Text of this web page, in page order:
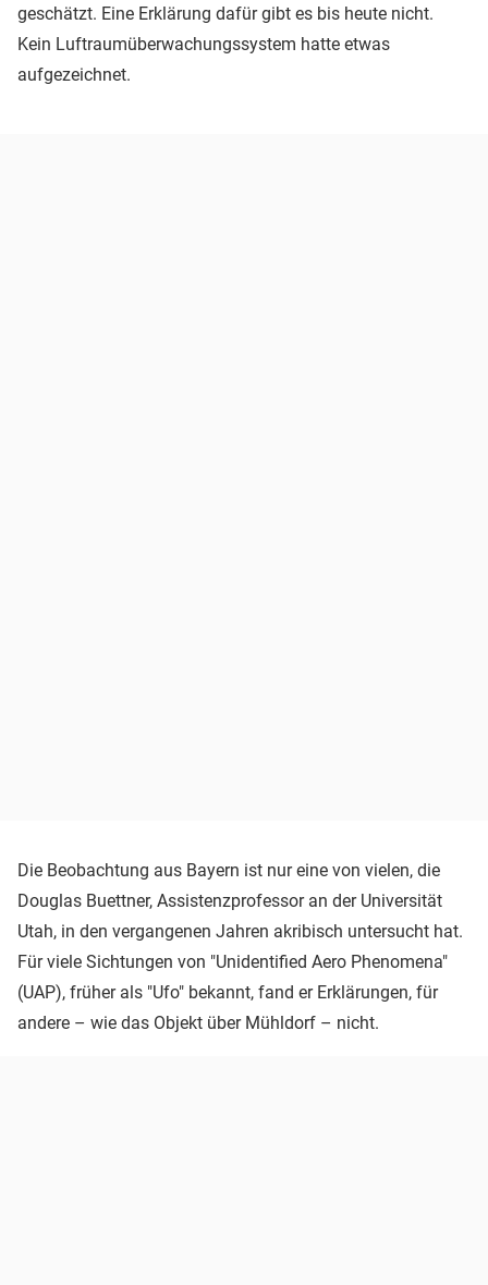
geschätzt. Eine Erklärung dafür gibt es bis heute nicht.
Kein Luftraumüberwachungssystem hatte etwas
aufgezeichnet.
Die Beobachtung aus Bayern ist nur eine von vielen, die
Douglas Buettner, Assistenzprofessor an der Universität
Utah, in den vergangenen Jahren akribisch untersucht hat.
Für viele Sichtungen von "Unidentified Aero Phenomena"
(UAP), früher als "Ufo" bekannt, fand er Erklärungen, für
andere – wie das Objekt über Mühldorf – nicht.